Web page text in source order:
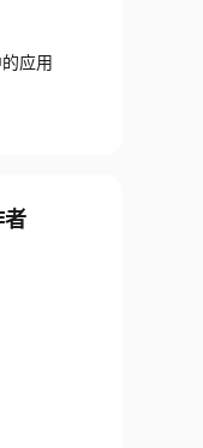
应用
者